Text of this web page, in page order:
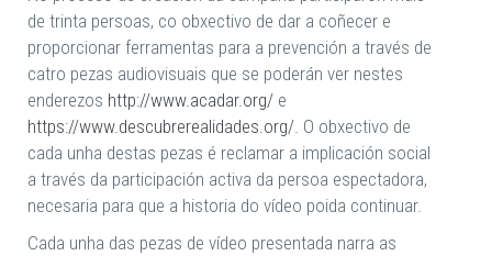
de trinta persoas, co obxectivo de dar a coñecer e
proporcionar ferramentas para a prevención a través de
catro pezas audiovisuais que se poderán ver nestes
enderezos http://www.acadar.org/ e
https://www.descubrerealidades.org/. O obxectivo de
cada unha destas pezas é reclamar a implicación social
a través da participación activa da persoa espectadora,
necesaria para que a historia do vídeo poida continuar.
Cada unha das pezas de vídeo presentada narra as